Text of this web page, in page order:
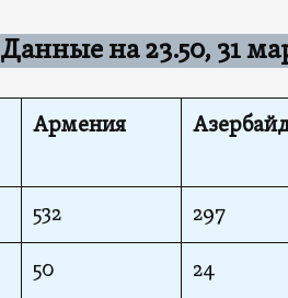
Данные на 23.50, 31
Армения
532 297
50 24